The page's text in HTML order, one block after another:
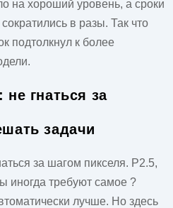
на хороший уровень, а сроки
в разы. Так что
подтолкнул к более
гнаться за
задачи
за шагом пикселя. P2.5,
иногда требуют самое ?
лучше. Но здесь